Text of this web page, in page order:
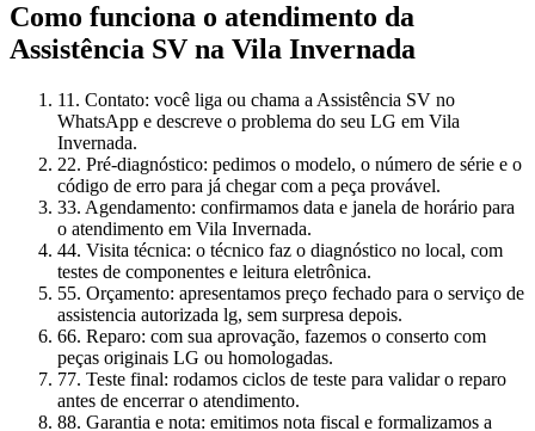
Como funciona o atendimento da
Assistência SV na Vila Invernada
11. Contato: você liga ou chama a Assistência SV no
WhatsApp e descreve o problema do seu LG em Vila
Invernada.
22. Pré-diagnóstico: pedimos o modelo, o número de série e o
código de erro para já chegar com a peça provável.
33. Agendamento: confirmamos data e janela de horário para
o atendimento em Vila Invernada.
44. Visita técnica: o técnico faz o diagnóstico no local, com
testes de componentes e leitura eletrônica.
55. Orçamento: apresentamos preço fechado para o serviço de
assistencia autorizada lg, sem surpresa depois.
66. Reparo: com sua aprovação, fazemos o conserto com
peças originais LG ou homologadas.
77. Teste final: rodamos ciclos de teste para validar o reparo
antes de encerrar o atendimento.
88. Garantia e nota: emitimos nota fiscal e formalizamos a